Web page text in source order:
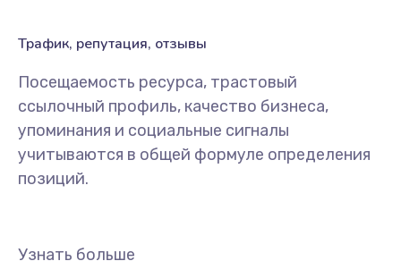
Трафик, репутация, отзывы
Посещаемость ресурса, трастовый
ссылочный профиль, качество бизнеса,
упоминания и социальные сигналы
учитываются в общей формуле определения
позиций.
Узнать больше